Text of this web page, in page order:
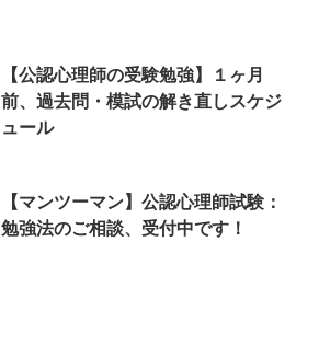
【公認心理師の受験勉強】１ヶ月
前、過去問・模試の解き直しスケジ
ュール
【マンツーマン】公認心理師試験：
勉強法のご相談、受付中です！